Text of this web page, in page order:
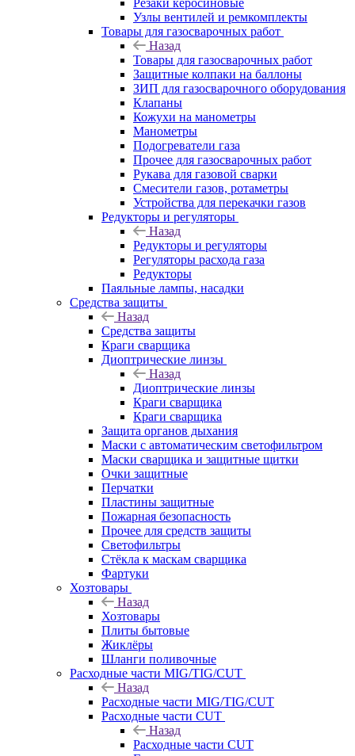
Резаки керосиновые
Узлы вентилей и ремкомплекты
Товары для газосварочных работ
Назад
Товары для газосварочных работ
Защитные колпаки на баллоны
ЗИП для газосварочного оборудования
Клапаны
Кожухи на манометры
Манометры
Подогреватели газа
Прочее для газосварочных работ
Рукава для газовой сварки
Смесители газов, ротаметры
Устройства для перекачки газов
Редукторы и регуляторы
Назад
Редукторы и регуляторы
Регуляторы расхода газа
Редукторы
Паяльные лампы, насадки
Средства защиты
Назад
Средства защиты
Краги сварщика
Диоптрические линзы
Назад
Диоптрические линзы
Краги сварщика
Краги сварщика
Защита органов дыхания
Маски с автоматическим светофильтром
Маски сварщика и защитные щитки
Очки защитные
Перчатки
Пластины защитные
Пожарная безопасность
Прочее для средств защиты
Светофильтры
Стёкла к маскам сварщика
Фартуки
Хозтовары
Назад
Хозтовары
Плиты бытовые
Жиклёры
Шланги поливочные
Расходные части MIG/TIG/CUT
Назад
Расходные части MIG/TIG/CUT
Расходные части CUT
Назад
Расходные части CUT